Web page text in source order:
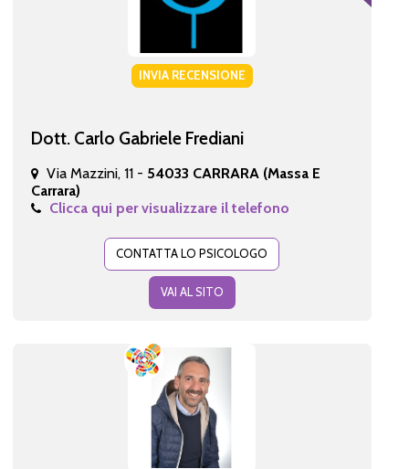
INVIA RECENSIONE
Dott. Carlo Gabriele Frediani
Via Mazzini, 11 - 54033 CARRARA (Massa E
Carrara)
Clicca qui per visualizzare il telefono
CONTATTA LO PSICOLOGO
VAI AL SITO